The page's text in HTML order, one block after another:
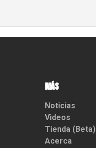
MÁS
Noticias
Videos
Tienda (Beta)
Acerca